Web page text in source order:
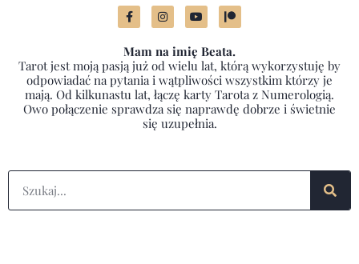
Mam na imię Beata.
Tarot jest moją pasją już od wielu lat, którą wykorzystuję by
odpowiadać na pytania i wątpliwości wszystkim którzy je
mają. Od kilkunastu lat, łączę karty Tarota z Numerologią.
Owo połączenie sprawdza się naprawdę dobrze i świetnie
się uzupełnia.